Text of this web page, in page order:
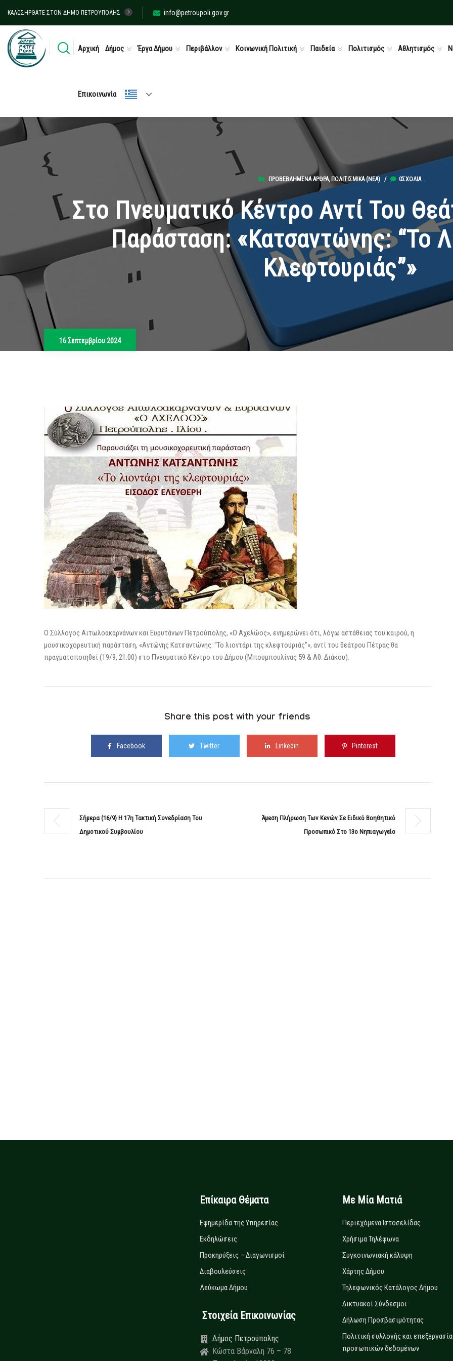
ΚΑΛΩΣΉΡΘΑΤΕ ΣΤΟΝ ΔΉΜΟ ΠΕΤΡΟΎΠΟΛΗΣ info@petroupoli.gov.gr
Αρχική Δήμος Έργα Δήμου Περιβάλλον Κοινωνική Πολιτική Παιδεία Πολιτισμός Αθλητισμός
Επικοινωνία
ΠΡΟΒΕΒΛΗΜΈΝΑ ΆΡΘΡΑ, ΠΟΛΙΤΙΣΜΙΚΆ (ΝΕΑ) / 0ΣΧΌΛΙΑ
Στο Πνευματικό Κέντρο Αντί Του
Παράσταση: «Κατσαντώνης: “Το
Κλεφτουριάς”»
16 Σεπτεμβρίου 2024
Ο Σύλλογος Αιτωλοακαρνάνων και Ευρυτάνων Πετρούπολης, «Ο Αχελώος», ενημερώνει ότι, λόγω αστάθειας του καιρού, η
μουσικοχορευτική παράσταση, «Αντώνης Κατσαντώνης: “Το λιοντάρι της κλεφτουριάς”», αντί του θεάτρου Πέτρας θα
πραγματοποιηθεί (19/9, 21:00) στο Πνευματικό Κέντρο του Δήμου (Μπουμπουλίνας 59 & Αθ. Διάκου).
Share this post with your friends
Facebook Twitter Linkedin Pinterest
Σήμερα (16/9) Η 17η Τακτική Συνεδρίαση Του
Δημοτικού Συμβουλίου
Άμεση Πλήρωση Των Κενών Σε Ειδικό Βοηθητικό
Προσωπικό Στο 13ο Νηπιαγωγείο
Επίκαιρα Θέματα
Εφημερίδα της Υπηρεσίας
Εκδηλώσεις
Προκηρύξεις – Διαγωνισμοί
Διαβουλεύσεις
Λεύκωμα Δήμου
Στοιχεία Επικοινωνίας
Δήμος Πετρούπολης
Κώστα Βάρναλη 76 – 78
Με Μία Ματιά
Περιεχόμενα Ιστοσελίδας
Χρήσιμα Τηλέφωνα
Συγκοινωνιακή κάλυψη
Χάρτης Δήμου
Τηλεφωνικός Κατάλογος Δήμου
Δικτυακοί Σύνδεσμοι
Δήλωση Προσβασιμότητας
Πολιτική συλλογής και
προσωπικών δεδομένων